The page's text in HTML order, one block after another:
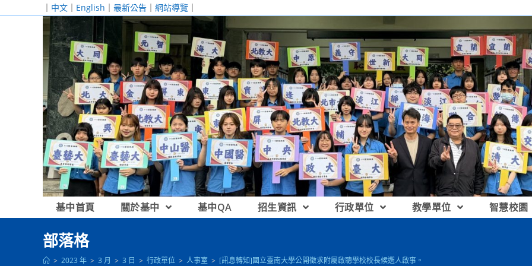
｜ 中文 ｜ English ｜ 最新公告 ｜ 網站導覽 ｜
基中首頁 關於基中 基中QA 招生資訊 行政單位 教學單位 智慧校園
部落格
> 2023 年 > 3 月 > 3 日 > 行政單位 > 人事室 > [訊息轉知]國立臺南大學公開徵求附屬啟聰學校校長候選人啟事。